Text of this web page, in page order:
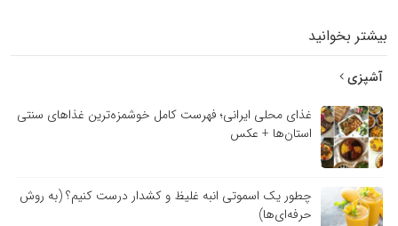
بیشتر بخوانید
آشپزی
غذای محلی ایرانی؛ فهرست کامل خوشمزه‌ترین غذاهای سنتی
استان‌ها + عکس
چطور یک اسموتی انبه غلیظ و کشدار درست کنیم؟ (به روش
حرفه‌ای‌ها)